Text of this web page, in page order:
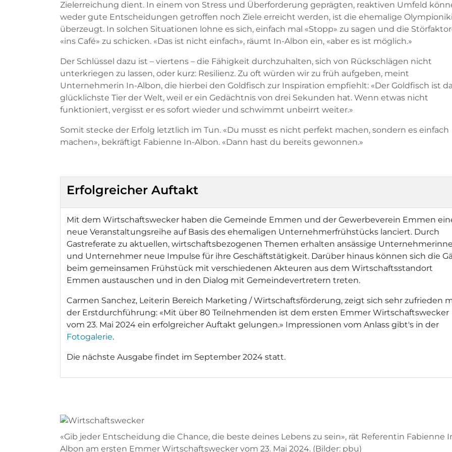
Zielerreichung dient. In einem von Stress und Überforderung geprägten, reaktiven Umfeld
weder gute Entscheidungen getroffen noch Ziele erreicht werden, ist die ehemalige
überzeugt. In solchen Situationen lohne es sich, einfach mal «Stopp» zu sagen und die
«ins Café» zu schicken. «Das ist nicht einfach», räumt In-Albon ein, «aber es ist möglich.»
Der Schlüssel dazu ist – viertens – die Fähigkeit durchzuhalten, sich von Rückschlägen nicht
unterkriegen zu lassen, oder kurz: Resilienz. Zu oft würden wir zu früh aufgeben, meint
Unternehmerin In-Albon, die hierbei den Goldfisch zur Inspiration empfiehlt: «Der Goldfisch ist
glücklichste Tier der Welt, weil er ein Gedächtnis von drei Sekunden hat. Wenn etwas nicht
funktioniert, vergisst er es sofort wieder und schwimmt unbeirrt weiter.»
Somit stecke der Erfolg letztlich im Tun. «Du musst es nicht perfekt machen, sondern es einfach
machen», bekräftigt Fabienne In-Albon. «Dann hast du bereits gewonnen.»
Erfolgreicher Auftakt
Mit dem Wirtschaftswecker haben die Gemeinde Emmen und der Gewerbeverein Emmen
neue Veranstaltungsreihe auf Basis des ehemaligen Unternehmerfrühstücks lanciert. Durch
Gastreferate zu aktuellen, wirtschaftsbezogenen Themen erhalten ansässige
und Unternehmer neue Impulse für ihre Geschäftstätigkeit. Darüber hinaus können sich die
beim gemeinsamen Frühstück mit verschiedenen Akteuren aus dem Wirtschaftsstandort
Emmen austauschen und in den Dialog mit Gemeindevertretern treten.
Carmen Sanchez, Leiterin Bereich Marketing / Wirtschaftsförderung, zeigt sich sehr zufrieden
der Erstdurchführung: «Mit über 80 Teilnehmenden ist dem ersten Emmer Wirtschaftswecker
vom 23. Mai 2024 ein erfolgreicher Auftakt gelungen.» Impressionen vom Anlass gibt's in der
Fotogalerie.
Die nächste Ausgabe findet im September 2024 statt.
«Gib jeder Entscheidung die Chance, die beste deines Lebens zu sein», rät Referentin Fabienne
Albon am ersten Emmer Wirtschaftswecker vom 23. Mai 2024. (Bilder: pbu)